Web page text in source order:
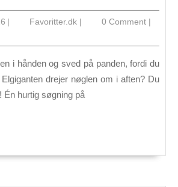
lukker
Elgiganten?
Få
svaret
og
planlæg
køb
marts
2026
| Favoritter.dkFavoritter.dk
| 0 Comment |
drejer nøglen om i aften? Du
Én hurtig søgning på